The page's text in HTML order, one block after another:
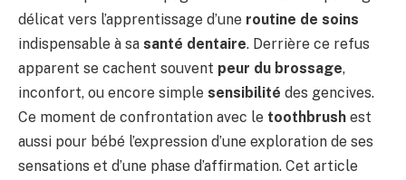
délicat vers l’apprentissage d’une routine de soins
indispensable à sa santé dentaire. Derrière ce refus
apparent se cachent souvent peur du brossage,
inconfort, ou encore simple sensibilité des gencives.
Ce moment de confrontation avec le toothbrush est
aussi pour bébé l’expression d’une exploration de ses
sensations et d’une phase d’affirmation. Cet article